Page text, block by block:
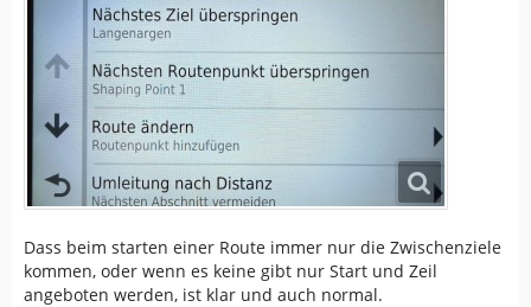
Dass beim starten einer Route immer nur die Zwischenziele
kommen, oder wenn es keine gibt nur Start und Zeil
angeboten werden, ist klar und auch normal.